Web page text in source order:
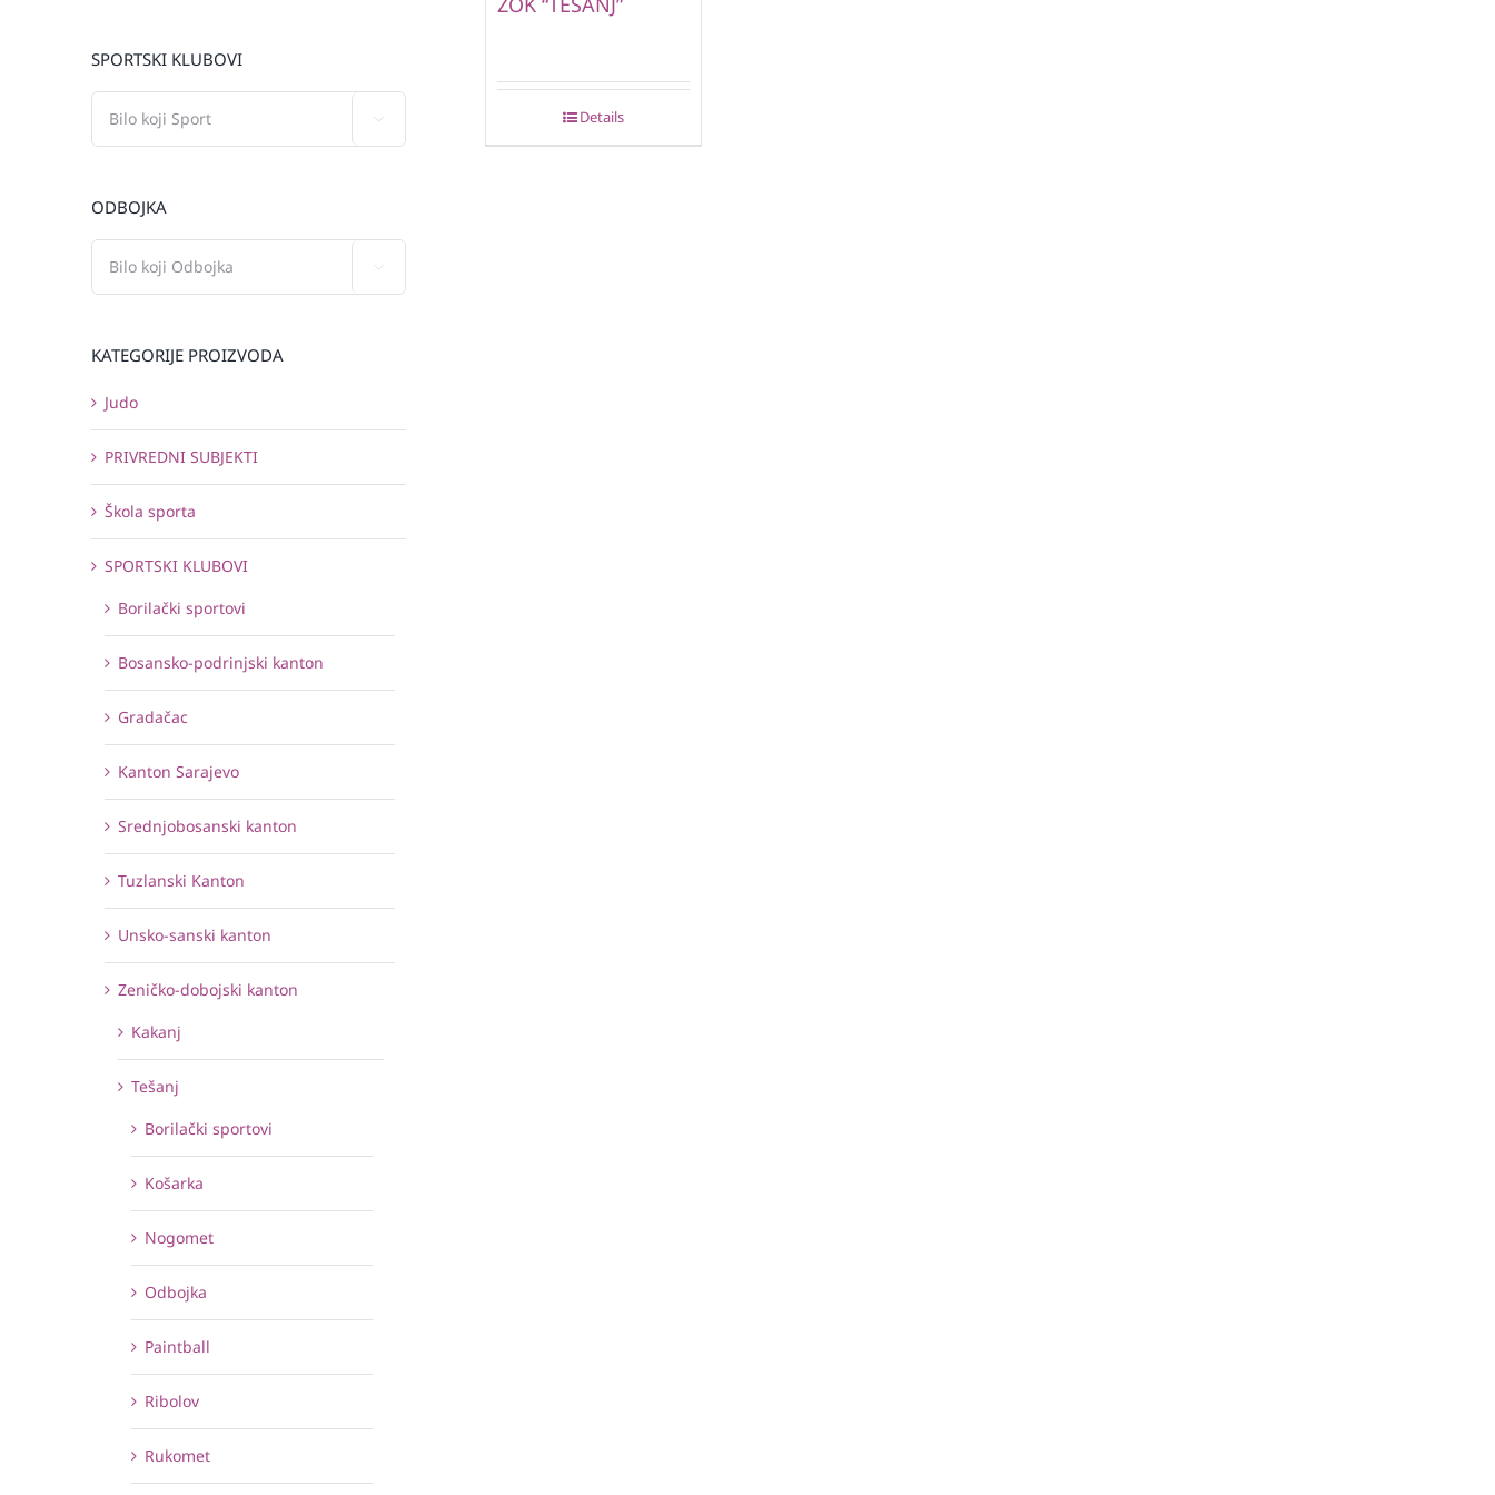
Details
SPORTSKI KLUBOVI
ODBOJKA
KATEGORIJE PROIZVODA
Judo
PRIVREDNI SUBJEKTI
Škola sporta
SPORTSKI KLUBOVI
Borilački sportovi
Bosansko-podrinjski kanton
Gradačac
Kanton Sarajevo
Srednjobosanski kanton
Tuzlanski Kanton
Unsko-sanski kanton
Zeničko-dobojski kanton
Kakanj
Tešanj
Borilački sportovi
Košarka
Nogomet
Odbojka
Paintball
Ribolov
Rukomet